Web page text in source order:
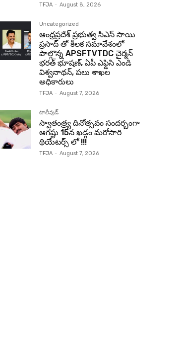
TFJA - August 8, 2026
Uncategorized
ఆంధ్రప్రదేశ్ ప్రభుత్వ సిఎస్ సాయి
ప్రసాద్ తో కీలక సమావేశంలో
పాల్గొన్న APSFTVTDC చైర్మన్
భరత్ భూషణ్, ఏపీ ఎఫ్డిసి ఎండి
విశ్వనాథన్, పలు శాఖల
అధికారులు
TFJA - August 7, 2026
టాలీవుడ్
స్వాతంత్ర్య దినోత్సవం సందర్బంగా
ఆగష్టు 15న ఖడ్గం మరోసారి
థియేటర్స్ లో !!!
TFJA - August 7, 2026